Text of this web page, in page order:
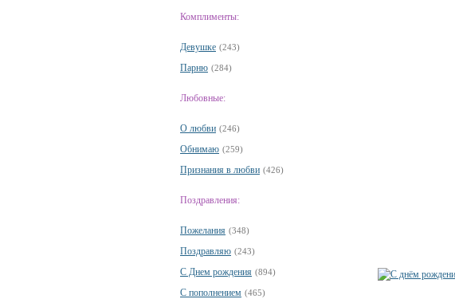
Комплименты:
Девушке (243)
Парню (284)
Любовные:
О любви (246)
Обнимаю (259)
Признания в любви (426)
Поздравления:
Пожелания (348)
Поздравляю (243)
С Днем рождения (894)
С пополнением (465)